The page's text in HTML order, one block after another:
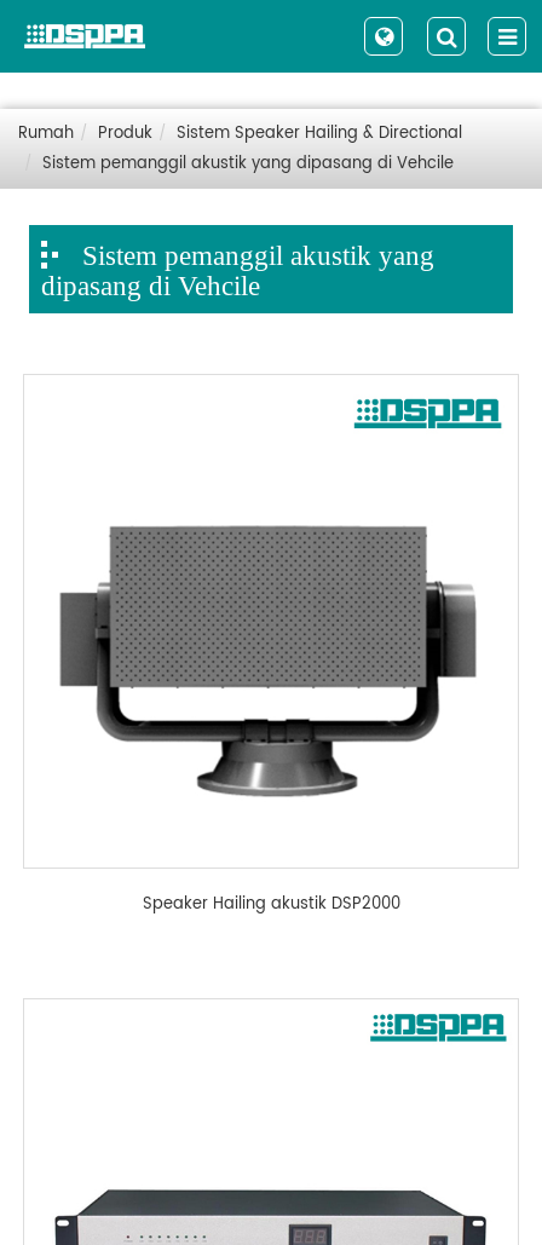
Rumah Produk
Sistem Speaker Hailing & Directional
Sistem pemanggil akustik yang dipasang di Vehcile
Sistem pemanggil akustik yang
dipasang di Vehcile
Speaker Hailing akustik DSP2000